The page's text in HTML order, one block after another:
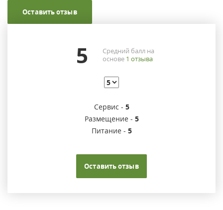
Оставить отзыв
5
Средний балл на
основе 1 отзыва
Сервис - 5
Размещение - 5
Питание - 5
Оставить отзыв